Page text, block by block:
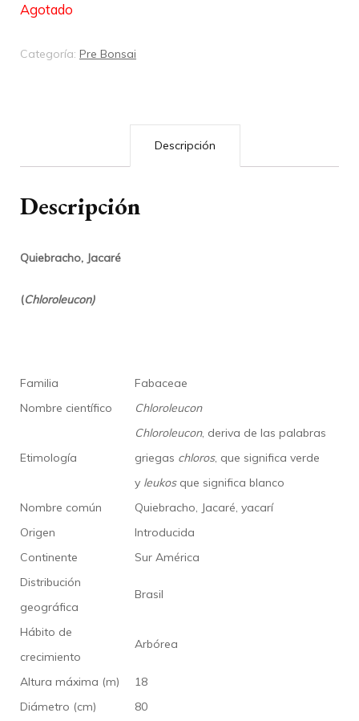
Agotado
Categoría: Pre Bonsai
Descripción
Descripción
Quiebracho, Jacaré
(Chloroleucon)
Familia
Fabaceae
Nombre científico
Chloroleucon
Etimología
Chloroleucon, deriva de las palabras
griegas chloros, que significa verde
y leukosque significa blanco
Nombre común
Quiebracho, Jacaré, yacarí
Origen
Introducida
Continente
Sur América
Distribución
geográfica
Brasil
Hábito de
crecimiento
Arbórea
Altura máxima (m)
18
Diámetro (cm)
80